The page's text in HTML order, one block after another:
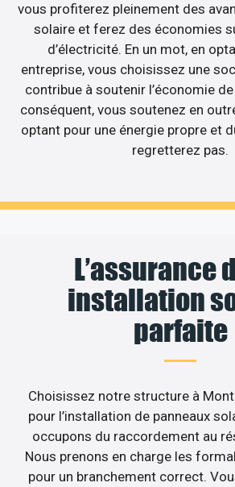
vous profiterez pleinement des
solaire et ferez des économies
d’électricité. En un mot, en
entreprise, vous choisissez une
contribue à soutenir l’économie
conséquent, vous soutenez en
optant pour une énergie propre et
regretterez pas.
L’assurance
installation
parfaite
Choisissez notre structure à
pour l’installation de panneaux
occupons du raccordement au
Nous prenons en charge les
pour un branchement correct.